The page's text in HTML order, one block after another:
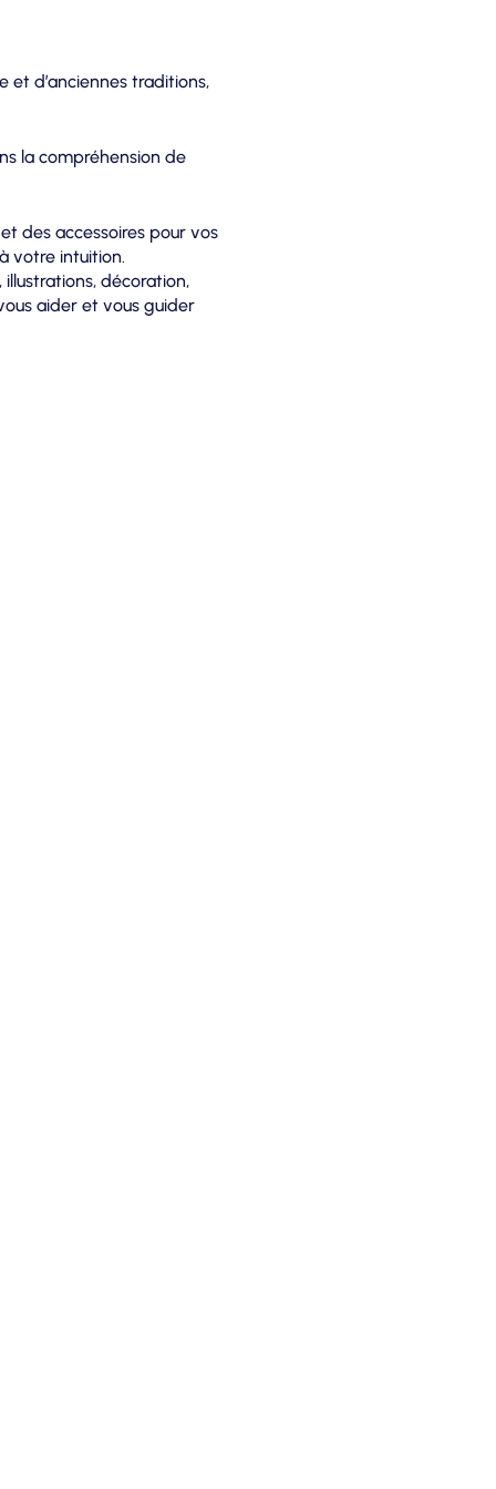
et d’anciennes traditions,
la compréhension de
des accessoires pour vos
votre intuition.
illustrations, décoration,
aider et vous guider